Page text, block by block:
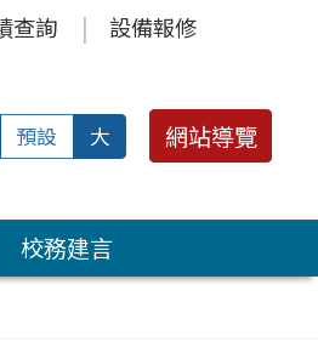
查詢 設備報修
預設 大 網站導覽
校務建言